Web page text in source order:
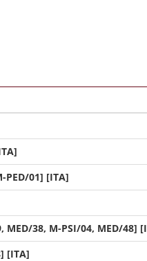
PED/01] [ITA]
MED/38, M-PSI/04, MED/48]
[ITA]